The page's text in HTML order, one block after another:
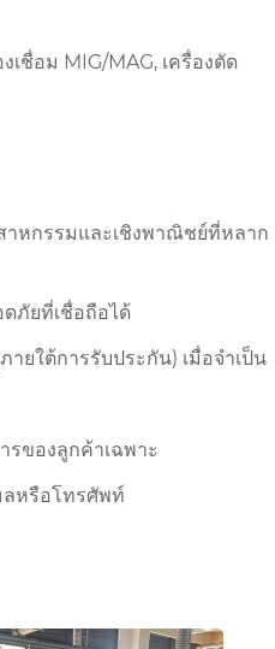
เชื่อม MIG/MAG, เครื่องตัด
าหกรรมและเชิงพาณิชย์ที่หลาก
ภัยที่เชื่อถือได้
ยใต้การรับประกัน) เมื่อจำเป็น
รของลูกค้าเฉพาะ
ลหรือโทรศัพท์